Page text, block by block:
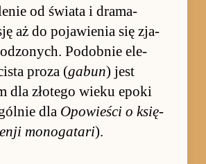
od świata i drama­
aż do po­ja­wie­nia się zja­
Po­dob­nie ele­
proza (gabun) jest
dla zło­tego wieku epoki
dla Opo­wie­ści o księ­
mo­noga­tari).